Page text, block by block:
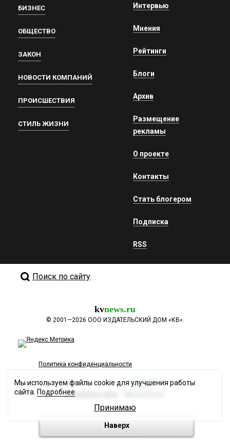
БИЗНЕС
ОБЩЕСТВО
ЗАКОН
НОВОСТИ КОМПАНИЙ
ПРОИСШЕСТВИЯ
СТИЛЬ ЖИЗНИ
Интервью
Мнения
Рейтинги
Блоги
Архив
Размещение
рекламы
О проекте
Контакты
Стать блогером
Подписка
RSS
Поиск по сайту
kvnews.ru
© 2001—2026 ООО ИЗДАТЕЛЬСКИЙ ДОМ «КВ».
Политика конфиденциальности
Разработка сайта
Наверх
Мы используем файлы cookie для улучшения работы
сайта. Подробнее
Принимаю